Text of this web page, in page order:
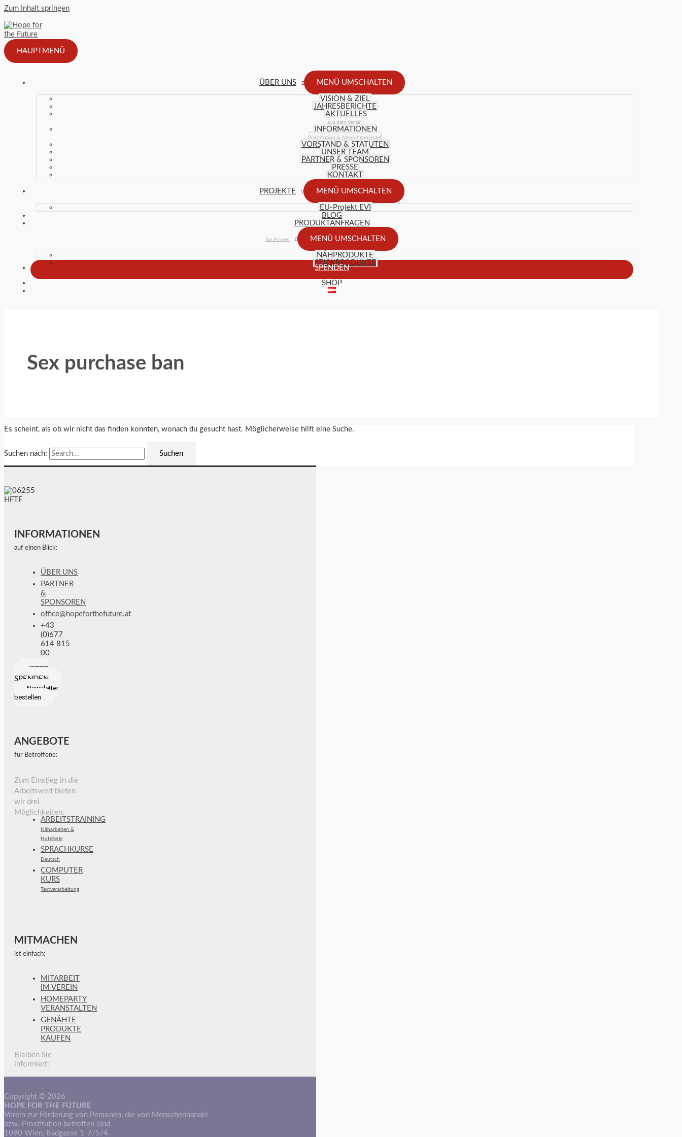
Zum Inhalt springen
HAUPTMENÜ
ÜBER UNS MENÜ UMSCHALTEN
VISION & ZIEL
JAHRESBERICHTE
AKTUELLES
aus dem Verein
INFORMATIONEN
Prostitution & Menschenhandel
VORSTAND & STATUTEN
UNSER TEAM
PARTNER & SPONSOREN
PRESSE
KONTAKT
PROJEKTE MENÜ UMSCHALTEN
EU-Projekt EVI
BLOG
PRODUKTANFRAGEN
für Firmen MENÜ UMSCHALTEN
NÄHPRODUKTE
STICKPRODUKTE
SPENDEN
SHOP
Sex purchase ban
Es scheint, als ob wir nicht das finden konnten, wonach du gesucht hast. Möglicherweise hilft eine Suche.
Suchen nach:
INFORMATIONEN
auf einen Blick:
ÜBER UNS
PARTNER
&
SPONSOREN
office@hopeforthefuture.at
+43
(0)677
614 815
00
JETZT
SPENDEN
Newsletter
bestellen
ANGEBOTE
für Betroffene:
Zum Einstieg in die
Arbeitswelt bieten
wir drei
Möglichkeiten:
ARBEITSTRAINING
Näharbeiten &
Hotellerie
SPRACHKURSE
Deutsch
COMPUTER
KURS
Textverarbeitung
MITMACHEN
ist einfach:
MITARBEIT
IM VEREIN
HOMEPARTY
VERANSTALTEN
GENÄHTE
PRODUKTE
KAUFEN
Bleiben Sie
informiert:
Copyright © 2026
HOPE FOR THE FUTURE
Verein zur Förderung von Personen, die von Menschenhandel
bzw. Prostitution betroffen sind
1090 Wien, Badgasse 1-7/5/4